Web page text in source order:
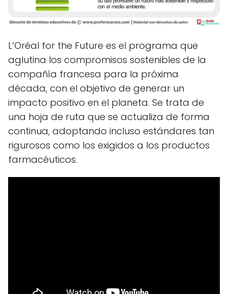
L’Oréal for the Future es el programa que
aglutina los compromisos sostenibles de la
compañía francesa para la próxima
década, con el objetivo de generar un
impacto positivo en el planeta. Se trata de
una hoja de ruta que se actualiza de forma
continua, adoptando incluso estándares tan
rigurosos como los exigidos a los productos
farmacéuticos.